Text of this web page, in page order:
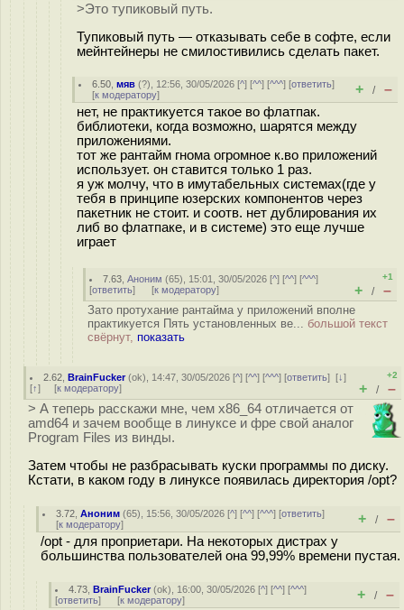
>Это тупиковый путь.
Тупиковый путь — отказывать себе в софте, если
мейнтейнеры не смилостивились сделать пакет.
6.50 ,мяв (?), 12:56, 30/05/2026 [^] [^^] [^^^] [ответить]
[к модератору] + / –
нет, не практикуется такое во флатпак.
библиотеки, когда возможно, шарятся между
приложениями.
тот же рантайм гнома огромное к.во приложений
использует. он ставится только 1 раз.
я уж молчу, что в имутабельных системах(где у
тебя в принципе юзерских компонентов через
пакетник не стоит. и соотв. нет дублирования их
либ во флатпаке, и в системе) это еще лучше
играет
7.63 ,Аноним (65), 15:01, 30/05/2026 [^] [^^] [^^^]
[ответить] [к модератору]
+1
+ / –
Зато протухание рантайма у приложений вполне
практикуется Пять установленных ве... большой текст
свёрнут, показать
2.62 ,BrainFucker(ok), 14:47, 30/05/2026 [^] [^^] [^^^] [ответить][↓]
[↑] [к модератору]
+2
+ / –
> А теперь расскажи мне, чем x86_64 отличается от
amd64 и зачем вообще в линуксе и фре свой аналог
Program Files из винды.
Затем чтобы не разбрасывать куски программы по диску.
Кстати, в каком году в линуксе появилась директория /opt?
3.72 ,Аноним (65), 15:56, 30/05/2026 [^] [^^] [^^^] [ответить]
[к модератору] + / –
/opt - для проприетари. На некоторых дистрах у
большинства пользователей она 99,99% времени пустая.
4.73 ,BrainFucker(ok), 16:00, 30/05/2026 [^] [^^] [^^^]
[ответить] [к модератору] + / –